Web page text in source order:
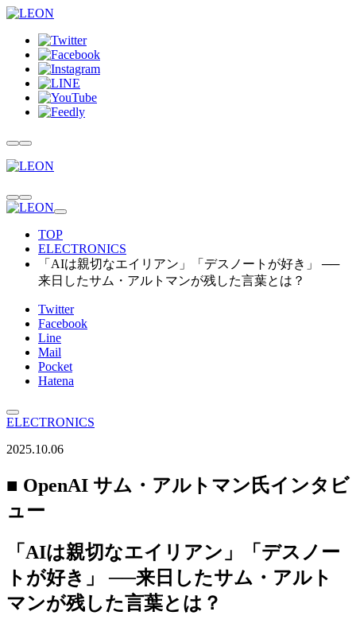
TOP
ELECTRONICS
「AIは親切なエイリアン」「デスノートが好き」 ──
来日したサム・アルトマンが残した言葉とは？
Twitter
Facebook
Line
Mail
Pocket
Hatena
ELECTRONICS
2025.10.06
■ OpenAI サム・アルトマン氏インタビ
ュー
「AIは親切なエイリアン」「デスノー
トが好き」 ──来日したサム・アルト
マンが残した言葉とは？